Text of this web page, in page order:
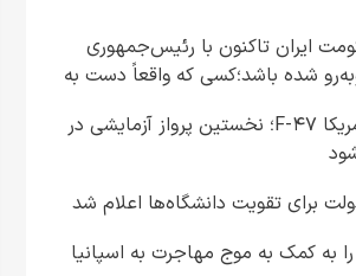
ایران تاکنون با رئیس‌جمهوری
شده باشد؛کسی که واقعاً دست به
جنگنده نسل ششم آمریکا F-۴۷؛ نخستین پرواز آزمایشی در
برای تقویت دانشگاه‌ها اعلام شد
به کمک به موج مهاجرت به اسپانیا